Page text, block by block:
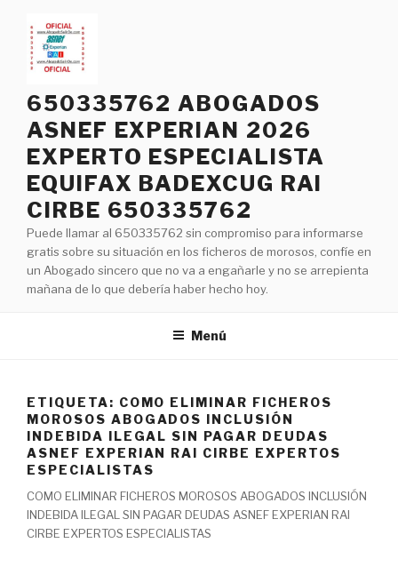
contenido
650335762 ABOGADOS
ASNEF EXPERIAN 2026
EXPERTO ESPECIALISTA
EQUIFAX BADEXCUG RAI
CIRBE 650335762
Puede llamar al 650335762 sin compromiso para informarse
gratis sobre su situación en los ficheros de morosos, confíe en
un Abogado sincero que no va a engañarle y no se arrepienta
mañana de lo que debería haber hecho hoy.
Menú
ETIQUETA: COMO ELIMINAR FICHEROS
MOROSOS ABOGADOS INCLUSIÓN
INDEBIDA ILEGAL SIN PAGAR DEUDAS
ASNEF EXPERIAN RAI CIRBE EXPERTOS
ESPECIALISTAS
COMO ELIMINAR FICHEROS MOROSOS ABOGADOS INCLUSIÓN
INDEBIDA ILEGAL SIN PAGAR DEUDAS ASNEF EXPERIAN RAI
CIRBE EXPERTOS ESPECIALISTAS